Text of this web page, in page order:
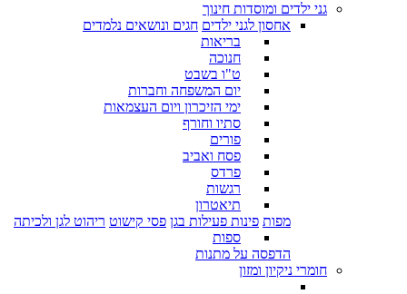
גני ילדים ומוסדות חינוך
אחסון לגני ילדים חגים ונושאים נלמדים
בריאות
חנוכה
ט"ו בשבט
יום המשפחה וחברות
ימי הזיכרון ויום העצמאות
סתיו וחורף
פורים
פסח ואביב
פרדס
רגשות
תיאטרון
מפות פינות פעילות בגן פסי קישוט ריהוט לגן ולכיתה
ספות
הדפסה על מתנות
חומרי ניקיון ומזון